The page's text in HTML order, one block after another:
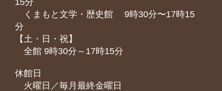
15分
くまもと⽂学・歴史館 9時30分〜17時15
分
【土・日・祝】
全館 9時30分～17時15分
休館日
火曜日／毎月最終金曜日